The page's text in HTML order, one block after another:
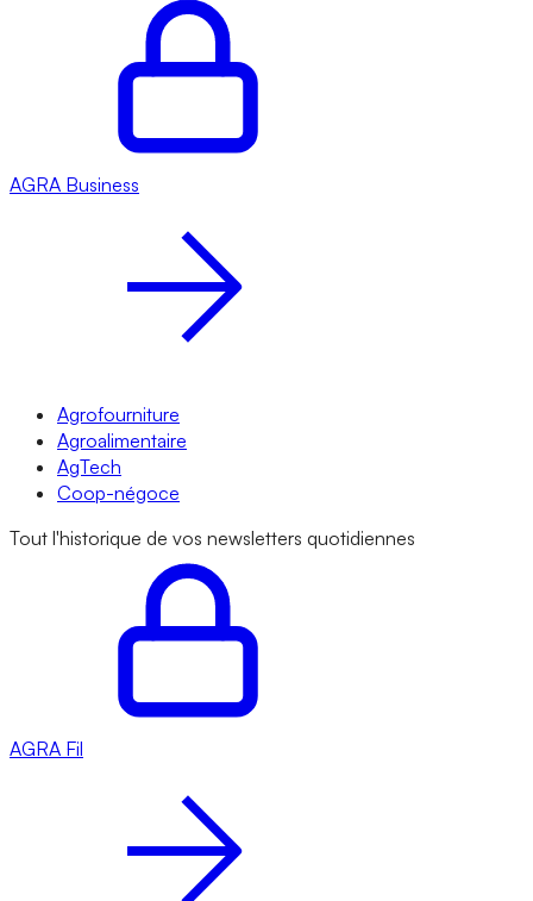
AGRA Business
Agrofourniture
Agroalimentaire
AgTech
Coop-négoce
Tout l'historique de vos newsletters quotidiennes
AGRA Fil